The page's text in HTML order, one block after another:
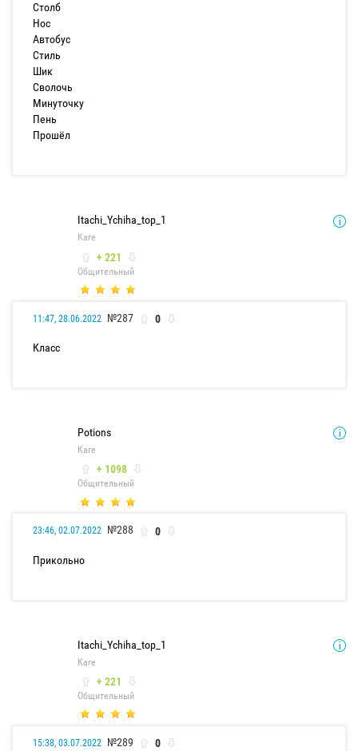
Столб
Нос
Автобус
Стиль
Шик
Сволочь
Минуточку
Пень
Прошёл
Itachi_Ychiha_top_1
Каге
+ 221
Общительный
11:47, 28.06.2022 №287 0
Класс
Potions
Каге
+ 1098
Общительный
23:46, 02.07.2022 №288 0
Прикольно
Itachi_Ychiha_top_1
Каге
+ 221
Общительный
15:38, 03.07.2022 №289 0